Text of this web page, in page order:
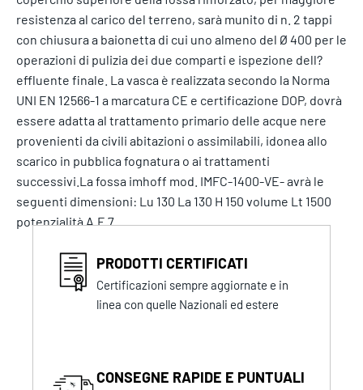
resistenza al carico del terreno, sarà munito di n. 2 tappi
con chiusura a baionetta di cui uno almeno del Ø 400 per le
operazioni di pulizia dei due comparti e ispezione dell?
effluente finale. La vasca è realizzata secondo la Norma
UNI EN 12566-1 a marcatura CE e certificazione DOP, dovrà
essere adatta al trattamento primario delle acque nere
provenienti da civili abitazioni o assimilabili, idonea allo
scarico in pubblica fognatura o ai trattamenti
successivi.La fossa imhoff mod. IMFC-1400-VE- avrà le
seguenti dimensioni: Lu 130 La 130 H 150 volume Lt 1500
potenzialità A.E 7
PRODOTTI CERTIFICATI
Certificazioni sempre aggiornate e in
linea con quelle Nazionali ed estere
CONSEGNE RAPIDE E PUNTUALI